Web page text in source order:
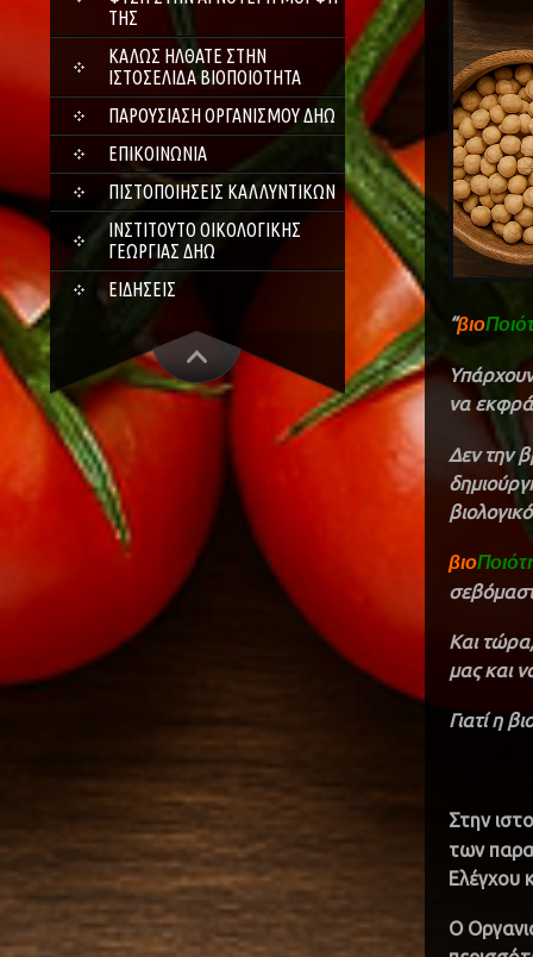
ΤΗΣ
ΚΑΛΏΣ ΉΛΘΑΤΕ ΣΤΗΝ
ΙΣΤΟΣΕΛΊΔΑ ΒΙΟΠΟΙΌΤΗΤΑ
ΠΑΡΟΥΣΊΑΣΗ ΟΡΓΑΝΙΣΜΟΎ ΔΗΩ
ΕΠΙΚΟΙΝΩΝΊΑ
ΠΙΣΤΟΠΟΙΉΣΕΙΣ ΚΑΛΛΥΝΤΙΚΏΝ
ΙΝΣΤΙΤΟΎΤΟ ΟΙΚΟΛΟΓΙΚΉΣ
ΓΕΩΡΓΊΑΣ ΔΗΩ
ΕΙΔΉΣΕΙΣ
“βιο
να
Δεν την
βιο
Και τώρα,
μας και
Γιατί η
Στην
των
Ελέγχου
Ο